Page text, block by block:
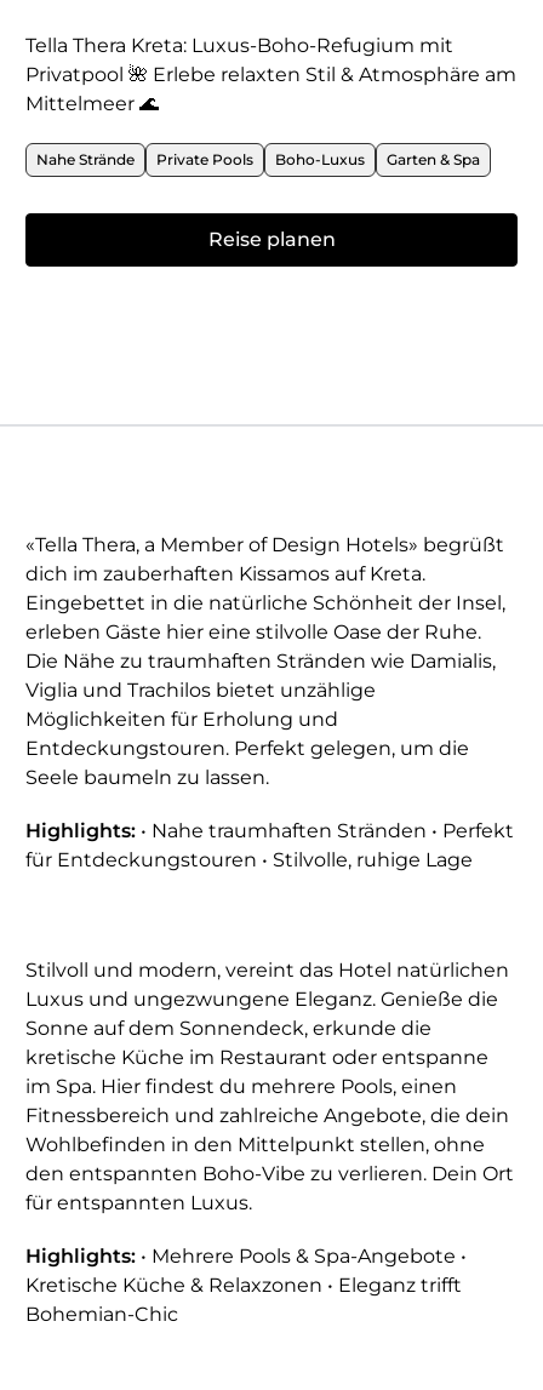
Tella Thera Kreta: Luxus-Boho-Refugium mit
Privatpool 🌺 Erlebe relaxten Stil & Atmosphäre am
Mittelmeer 🌊
Nahe Strände Private Pools Boho-Luxus Garten & Spa
Reise planen
«Tella Thera, a Member of Design Hotels» begrüßt
dich im zauberhaften Kissamos auf Kreta.
Eingebettet in die natürliche Schönheit der Insel,
erleben Gäste hier eine stilvolle Oase der Ruhe.
Die Nähe zu traumhaften Stränden wie Damialis,
Viglia und Trachilos bietet unzählige
Möglichkeiten für Erholung und
Entdeckungstouren. Perfekt gelegen, um die
Seele baumeln zu lassen.
Highlights: • Nahe traumhaften Stränden • Perfekt
für Entdeckungstouren • Stilvolle, ruhige Lage
Stilvoll und modern, vereint das Hotel natürlichen
Luxus und ungezwungene Eleganz. Genieße die
Sonne auf dem Sonnendeck, erkunde die
kretische Küche im Restaurant oder entspanne
im Spa. Hier findest du mehrere Pools, einen
Fitnessbereich und zahlreiche Angebote, die dein
Wohlbefinden in den Mittelpunkt stellen, ohne
den entspannten Boho-Vibe zu verlieren. Dein Ort
für entspannten Luxus.
Highlights: • Mehrere Pools & Spa-Angebote •
Kretische Küche & Relaxzonen • Eleganz trifft
Bohemian-Chic